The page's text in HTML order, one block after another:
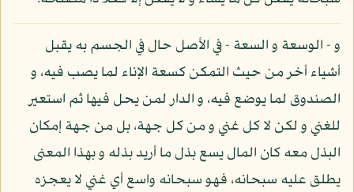
و - الوسعة و السعة - في الأصل حال في الجسم به يقبل
أشياء أخر من حيث التمكن كسعة الإناء لما يصب فيه، و
الصندوق لما يوضع فيه، و الدار لمن يحل فيها ثم استعير
للغني و لكن لا كل غني و من كل جهة، بل من جهة إمكان
البذل معه كان المال يسع بذل ما أريد بذله و بهذا المعنى
يطلق عليه سبحانه، فهو سبحانه واسع أي غني لا يعجزه